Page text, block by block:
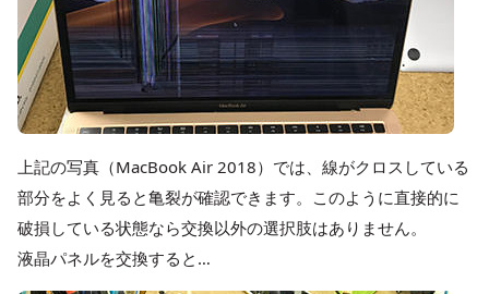
上記の写真（MacBook Air 2018）では、線がクロスしている
部分をよく見ると亀裂が確認できます。このように直接的に
破損している状態なら交換以外の選択肢はありません。
液晶パネルを交換すると…